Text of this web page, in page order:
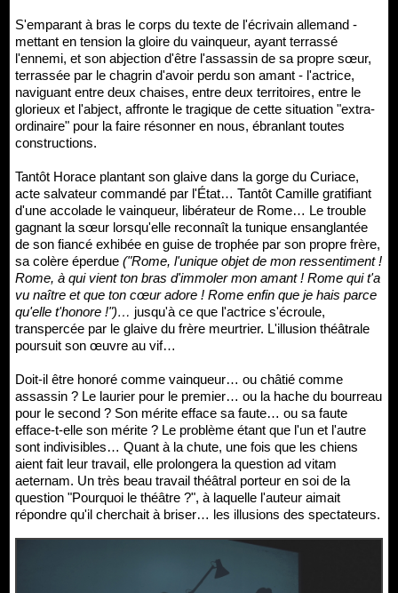
S'emparant à bras le corps du texte de l'écrivain allemand -
mettant en tension la gloire du vainqueur, ayant terrassé
l'ennemi, et son abjection d'être l'assassin de sa propre sœur,
terrassée par le chagrin d'avoir perdu son amant - l'actrice,
naviguant entre deux chaises, entre deux territoires, entre le
glorieux et l'abject, affronte le tragique de cette situation "extra-
ordinaire" pour la faire résonner en nous, ébranlant toutes
constructions.
Tantôt Horace plantant son glaive dans la gorge du Curiace,
acte salvateur commandé par l'État… Tantôt Camille gratifiant
d'une accolade le vainqueur, libérateur de Rome… Le trouble
gagnant la sœur lorsqu'elle reconnaît la tunique ensanglantée
de son fiancé exhibée en guise de trophée par son propre frère,
sa colère éperdue ("Rome, l'unique objet de mon ressentiment !
Rome, à qui vient ton bras d'immoler mon amant ! Rome qui t'a
vu naître et que ton cœur adore ! Rome enfin que je hais parce
qu'elle t'honore !")… jusqu'à ce que l'actrice s'écroule,
transpercée par le glaive du frère meurtrier. L'illusion théâtrale
poursuit son œuvre au vif…
Doit-il être honoré comme vainqueur… ou châtié comme
assassin ? Le laurier pour le premier… ou la hache du bourreau
pour le second ? Son mérite efface sa faute… ou sa faute
efface-t-elle son mérite ? Le problème étant que l'un et l'autre
sont indivisibles… Quant à la chute, une fois que les chiens
aient fait leur travail, elle prolongera la question ad vitam
aeternam. Un très beau travail théâtral porteur en soi de la
question "Pourquoi le théâtre ?", à laquelle l'auteur aimait
répondre qu'il cherchait à briser… les illusions des spectateurs.